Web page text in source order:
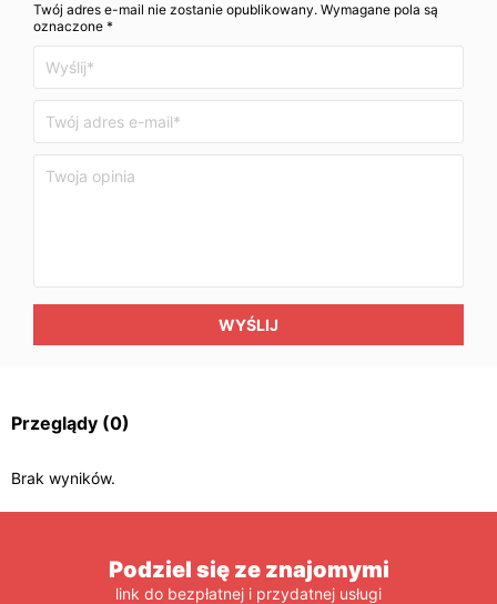
Twój adres e-mail nie zostanie opublikowany. Wymagane pola są
oznaczone *
WYŚLIJ
Przeglądy (0)
Brak wyników.
Podziel się ze znajomymi
link do bezpłatnej i przydatnej usługi